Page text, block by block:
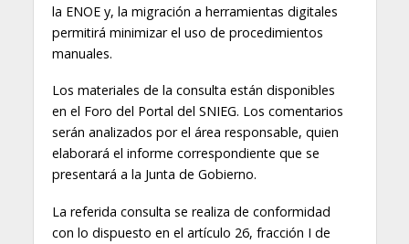
la ENOE y, la migración a herramientas digitales
permitirá minimizar el uso de procedimientos
manuales.
Los materiales de la consulta están disponibles
en el Foro del Portal del SNIEG. Los comentarios
serán analizados por el área responsable, quien
elaborará el informe correspondiente que se
presentará a la Junta de Gobierno.
La referida consulta se realiza de conformidad
con lo dispuesto en el artículo 26, fracción I de